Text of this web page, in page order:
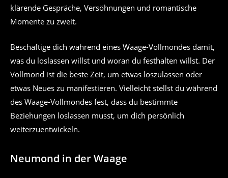
klärende Gespräche, Versöhnungen und romantische
Momente zu zweit.
Beschäftige dich während eines Waage-Vollmondes damit,
was du loslassen willst und woran du festhalten willst. Der
Vollmond ist die beste Zeit, um etwas loszulassen oder
etwas Neues zu manifestieren. Vielleicht stellst du während
des Waage-Vollmondes fest, dass du bestimmte
Beziehungen loslassen musst, um dich persönlich
weiterzuentwickeln.
Neumond in der Waage